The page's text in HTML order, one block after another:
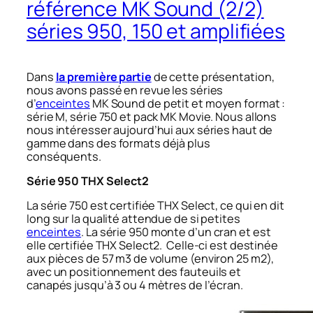
référence MK Sound (2/2)
séries 950, 150 et amplifiées
Dans la première partiede cette présentation,
nous avons passé en revue les séries
d’enceintes MK Sound de petit et moyen format :
série M, série 750 et pack MK Movie. Nous allons
nous intéresser aujourd’hui aux séries haut de
gamme dans des formats déjà plus
conséquents.
Série 950 THX Select2
La série 750 est certifiée THX Select, ce qui en dit
long sur la qualité attendue de si petites
enceintes. La série 950 monte d’un cran et est
elle certifiée THX Select2. Celle-ci est destinée
aux pièces de 57 m3 de volume (environ 25 m2),
avec un positionnement des fauteuils et
canapés jusqu’à 3 ou 4 mètres de l’écran.